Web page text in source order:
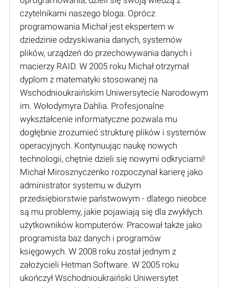
czytelnikami naszego bloga. Oprócz
programowania Michał jest ekspertem w
dziedzinie odzyskiwania danych, systemów
plików, urządzeń do przechowywania danych i
macierzy RAID. W 2005 roku Michał otrzymał
dyplom z matematyki stosowanej na
Wschodnioukraińskim Uniwersytecie Narodowym
im. Wołodymyra Dahlia. Profesjonalne
wykształcenie informatyczne pozwala mu
dogłębnie zrozumieć strukturę plików i systemów
operacyjnych. Kontynuując naukę nowych
technologii, chętnie dzieli się nowymi odkryciami!
Michał Mirosznyczenko rozpoczynał karierę jako
administrator systemu w dużym
przedsiębiorstwie państwowym - dlatego nieobce
są mu problemy, jakie pojawiają się dla zwykłych
użytkowników komputerów. Pracował także jako
programista baz danych i programów
księgowych. W 2008 roku został jednym z
założycieli Hetman Software. W 2005 roku
ukończył Wschodnioukraiński Uniwersytet